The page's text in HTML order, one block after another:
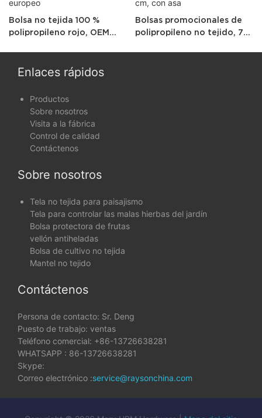
Bolsa no tejida 100 %
polipropileno rojo, OEM
Bolsas promocionales de
polipropileno no tejido, 70
Enlaces rápidos
Productos
Sobre nosotros
Visita a la fábrica
Control de calidad
Contáctenos
Sobre nosotros
Tela no tejida para paisajismo
Tela para controlar las malas hierbas del jardín
Bolsa protectora de frutas
vellón antiheladas
Bolsa de cultivo no tejida
Mantel no tejido
Contáctenos
Persona de contacto: Sr. Deng
Puesto de trabajo: ventas
Teléfono comercial: +86-13726638281
WHATSAPP : 86-13726638281
Skype:
Correo electrónico :service@raysonchina.com